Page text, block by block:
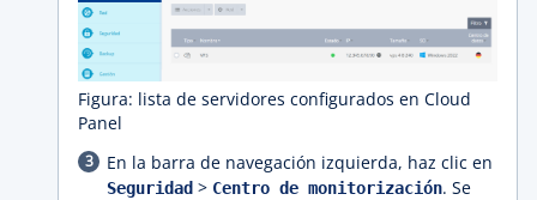
Figura: lista de servidores configurados en Cloud
Panel
En la barra de navegación izquierda, haz clic en
Seguridad > Centro de monitorización. Se